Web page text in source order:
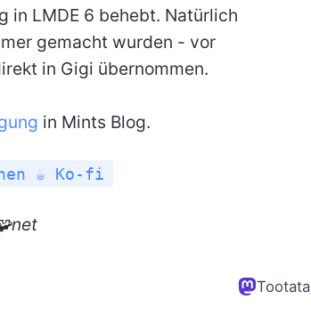
in LMDE 6 behebt. Natürlich
gemacht wurden - vor
in Gigi übernommen.
in Mints Blog.
☕ Ko-fi
Tootata